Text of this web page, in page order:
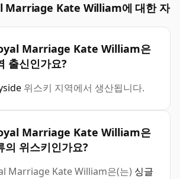
Marriage Kate William에 대한 자
Marriage Kate William은
출신인가요?
위스키 지역에서 생산됩니다.
Marriage Kate William은
의 위스키인가요?
Marriage Kate William은(는) 싱글